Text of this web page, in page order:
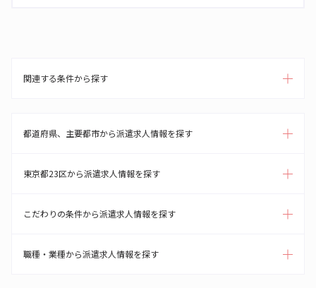
関連する条件から探す
都道府県、主要都市から派遣求人情報を探す
東京都23区から派遣求人情報を探す
こだわりの条件から派遣求人情報を探す
職種・業種から派遣求人情報を探す